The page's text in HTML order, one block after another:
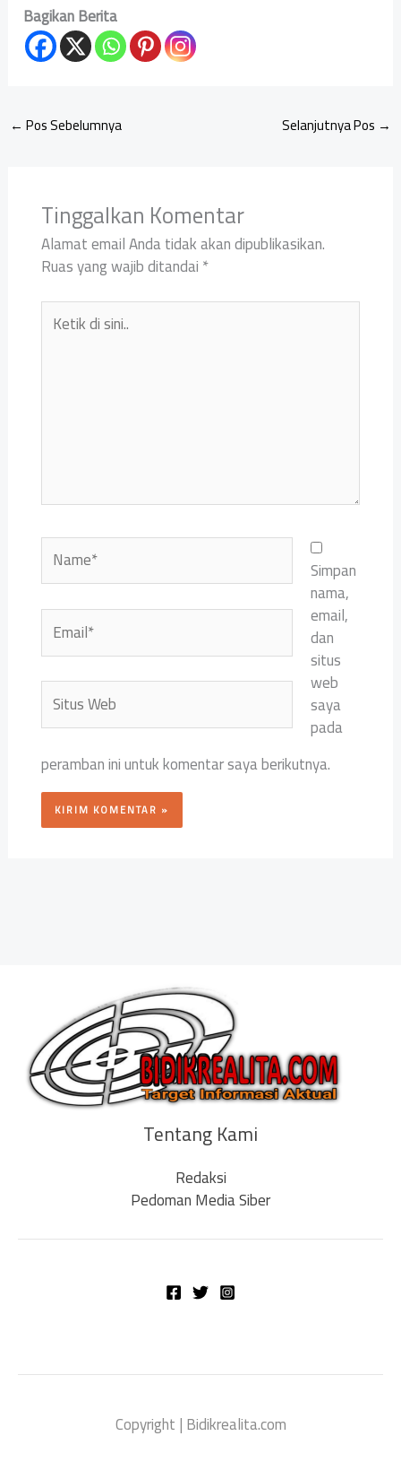
Bagikan Berita
← Pos Sebelumnya Selanjutnya Pos →
Tinggalkan Komentar
Alamat email Anda tidak akan dipublikasikan.
Ruas yang wajib ditandai*
Ketik
Name*
Email*
Situs
Web
Simpan
nama,
email,
dan
situs
web
saya
pada
peramban ini untuk komentar saya berikutnya.
Tentang Kami
Redaksi
Pedoman Media Siber
Copyright | Bidikrealita.com